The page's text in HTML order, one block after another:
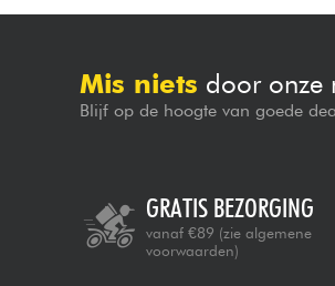
Mis niets door onze
Blijf op de hoogte van goede
GRATIS BEZORGING
vanaf €89 (zie algemene
voorwaarden)